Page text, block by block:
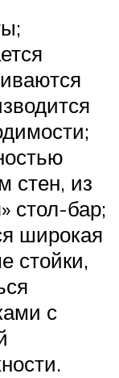
стен, из
стол-бар;
широкая
стойки,
с